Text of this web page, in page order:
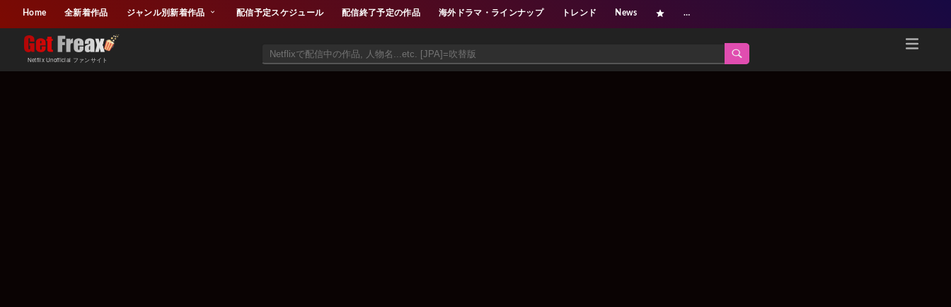
Home 全新着作品 ジャンル別新着作品 配信予定スケジュール 配信終了予定の作品 海外ドラマ・ラインナップ トレンド News …
Netflix Unofficial ファンサイト
Netflix新着作品